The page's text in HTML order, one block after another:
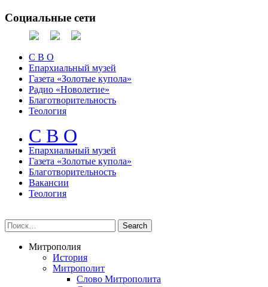
Социальные сети
С В О
Епархиальный музей
Газета «Золотые купола»
Радио «Новолетие»
Благотворительность
Теология
С В О
Епархиальный музeй
Газета «Золотые купола»
Благотворительность
Вакансии
Теология
Митрополия
История
Митрополит
Слово Митрополита